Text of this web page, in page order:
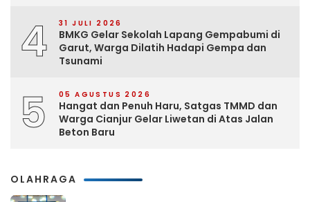
4 31 JULI 2026
BMKG Gelar Sekolah Lapang Gempabumi di
Garut, Warga Dilatih Hadapi Gempa dan
Tsunami
5 05 AGUSTUS 2026
Hangat dan Penuh Haru, Satgas TMMD dan
Warga Cianjur Gelar Liwetan di Atas Jalan
Beton Baru
OLAHRAGA